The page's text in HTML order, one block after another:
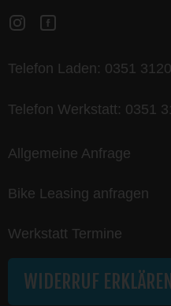
Telefon Laden: 0351
Telefon Werkstatt: 0351
Allgemeine Anfrage
Bike Leasing anfragen
Werkstatt Termine
WIDERRUF ERKLÄREN